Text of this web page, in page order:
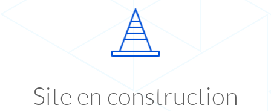
Site en construction